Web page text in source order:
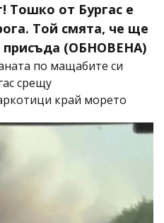
Тошко от Бургас е
Той смята, че ще
присъда (ОБНОВЕНА)
по мащабите си
срещу
край морето